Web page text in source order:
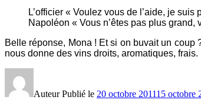
L’officier « Voulez vous de l’aide, je suis
Napoléon « Vous n’êtes pas plus grand,
Belle réponse, Mona ! Et si on buvait un coup
nous donne des vins droits, aromatiques, frais.
AuteurPublié le 20 octobre 201115 octobre